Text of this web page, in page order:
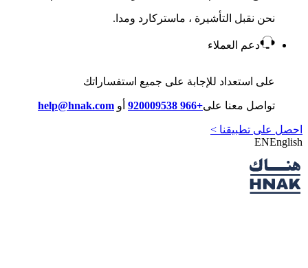
نحن نقبل التأشيرة ، ماستركارد ومدا.
دعم العملاء
على استعداد للإجابة على جميع استفساراتك
تواصل معنا على+966 920009538 أو help@hnak.com
احصل على تطبيقنا >
ENEnglish